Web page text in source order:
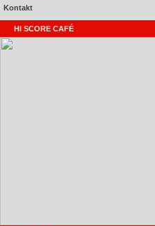
Kontakt
HI SCORE CAFÉ